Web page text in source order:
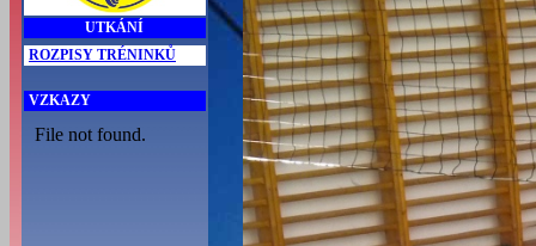
UTKÁNÍ
ROZPISY TRÉNINKŮ
VZKAZY